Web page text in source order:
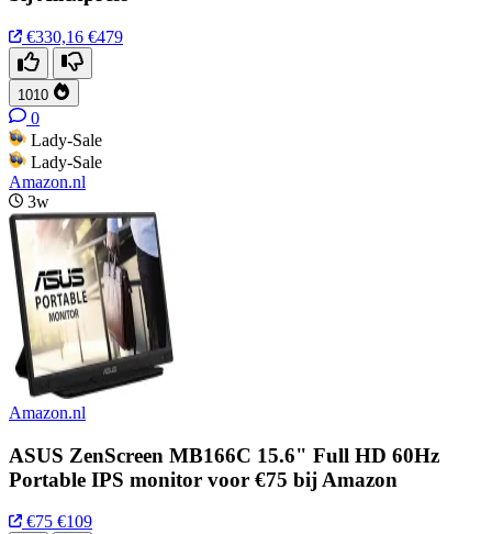
€330,16 €479
1010
0
Lady-Sale
Lady-Sale
Amazon.nl
3w
Amazon.nl
ASUS ZenScreen MB166C 15.6" Full HD 60Hz
Portable IPS monitor voor €75 bij Amazon
€75 €109